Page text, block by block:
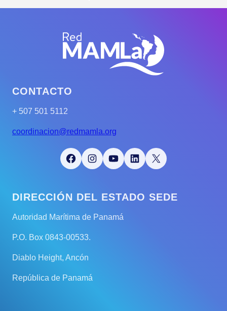
CONTACTO
+ 507 501 5112
coordinacion@redmamla.org
Facebook Instagram YouTube LinkedIn X
DIRECCIÓN DEL ESTADO SEDE
Autoridad Marítima de Panamá
P.O. Box 0843-00533.
Diablo Height, Ancón
República de Panamá